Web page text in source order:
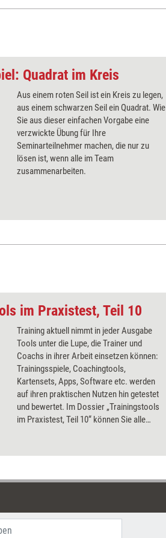
Quadrat im Kreis
Aus einem roten Seil ist ein Kreis zu legen,
aus einem schwarzen Seil ein Quadrat. Wie
Sie aus dieser einfachen Vorgabe eine
verzwickte Übung für Ihre
Seminarteilnehmer machen, die nur zu
lösen ist, wenn alle im Team
zusammenarbeiten.
im Praxistest, Teil 10
Training aktuell nimmt in jeder Ausgabe
Tools unter die Lupe, die Trainer und
Coachs in ihrer Arbeit einsetzen können:
Trainingsspiele, Coachingtools,
Kartensets, Apps, Software etc. werden
auf ihren praktischen Nutzen hin getestet
und bewertet. Im Dossier „Trainingstools
im Praxistest, Teil 10“ können Sie alle